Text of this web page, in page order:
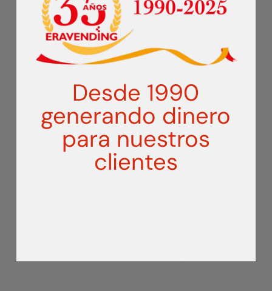
Desde 1990
generando dinero
para nuestros
clientes